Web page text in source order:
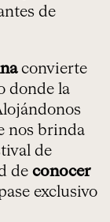
de
convierte
donde la
nos brinda
de
de conocer
exclusivo